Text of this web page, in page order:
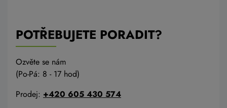
POTŘEBUJETE PORADIT?
Ozvěte se nám
(Po-Pá: 8 - 17 hod)
Prodej: +420 605 430 574